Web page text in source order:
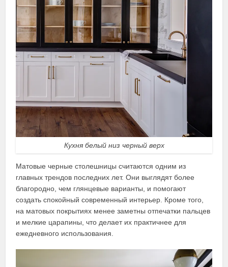
Кухня белый низ черный верх
Матовые черные столешницы считаются одним из
главных трендов последних лет. Они выглядят более
благородно, чем глянцевые варианты, и помогают
создать спокойный современный интерьер. Кроме того,
на матовых покрытиях менее заметны отпечатки пальцев
и мелкие царапины, что делает их практичнее для
ежедневного использования.